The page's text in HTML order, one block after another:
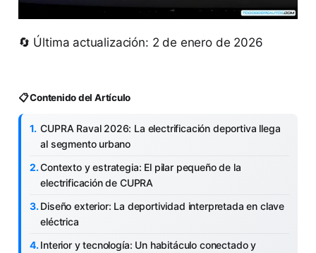
🔄 Última actualización: 2 de enero de 2026
📋 Contenido del Artículo
CUPRA Raval 2026: La electrificación deportiva llega
al segmento urbano
Contexto y estrategia: El pilar pequeño de la
electrificación de CUPRA
Diseño exterior: La deportividad interpretada en clave
eléctrica
Interior y tecnología: Un habitáculo conectado y